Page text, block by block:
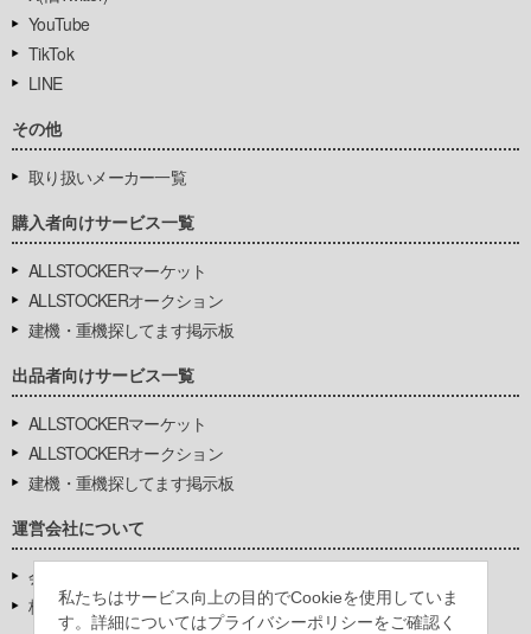
私たちはサービス向上の目的でCookieを使用していま
す。詳細についてはプライバシーポリシーをご確認く
YouTube
TikTok
LINE
その他
取り扱いメーカー一覧
購入者向けサービス一覧
ALLSTOCKERマーケット
ALLSTOCKERオークション
建機・重機探してます掲示板
出品者向けサービス一覧
ALLSTOCKERマーケット
ALLSTOCKERオークション
建機・重機探してます掲示板
運営会社について
会社基本情報
株式会社豊環境開発